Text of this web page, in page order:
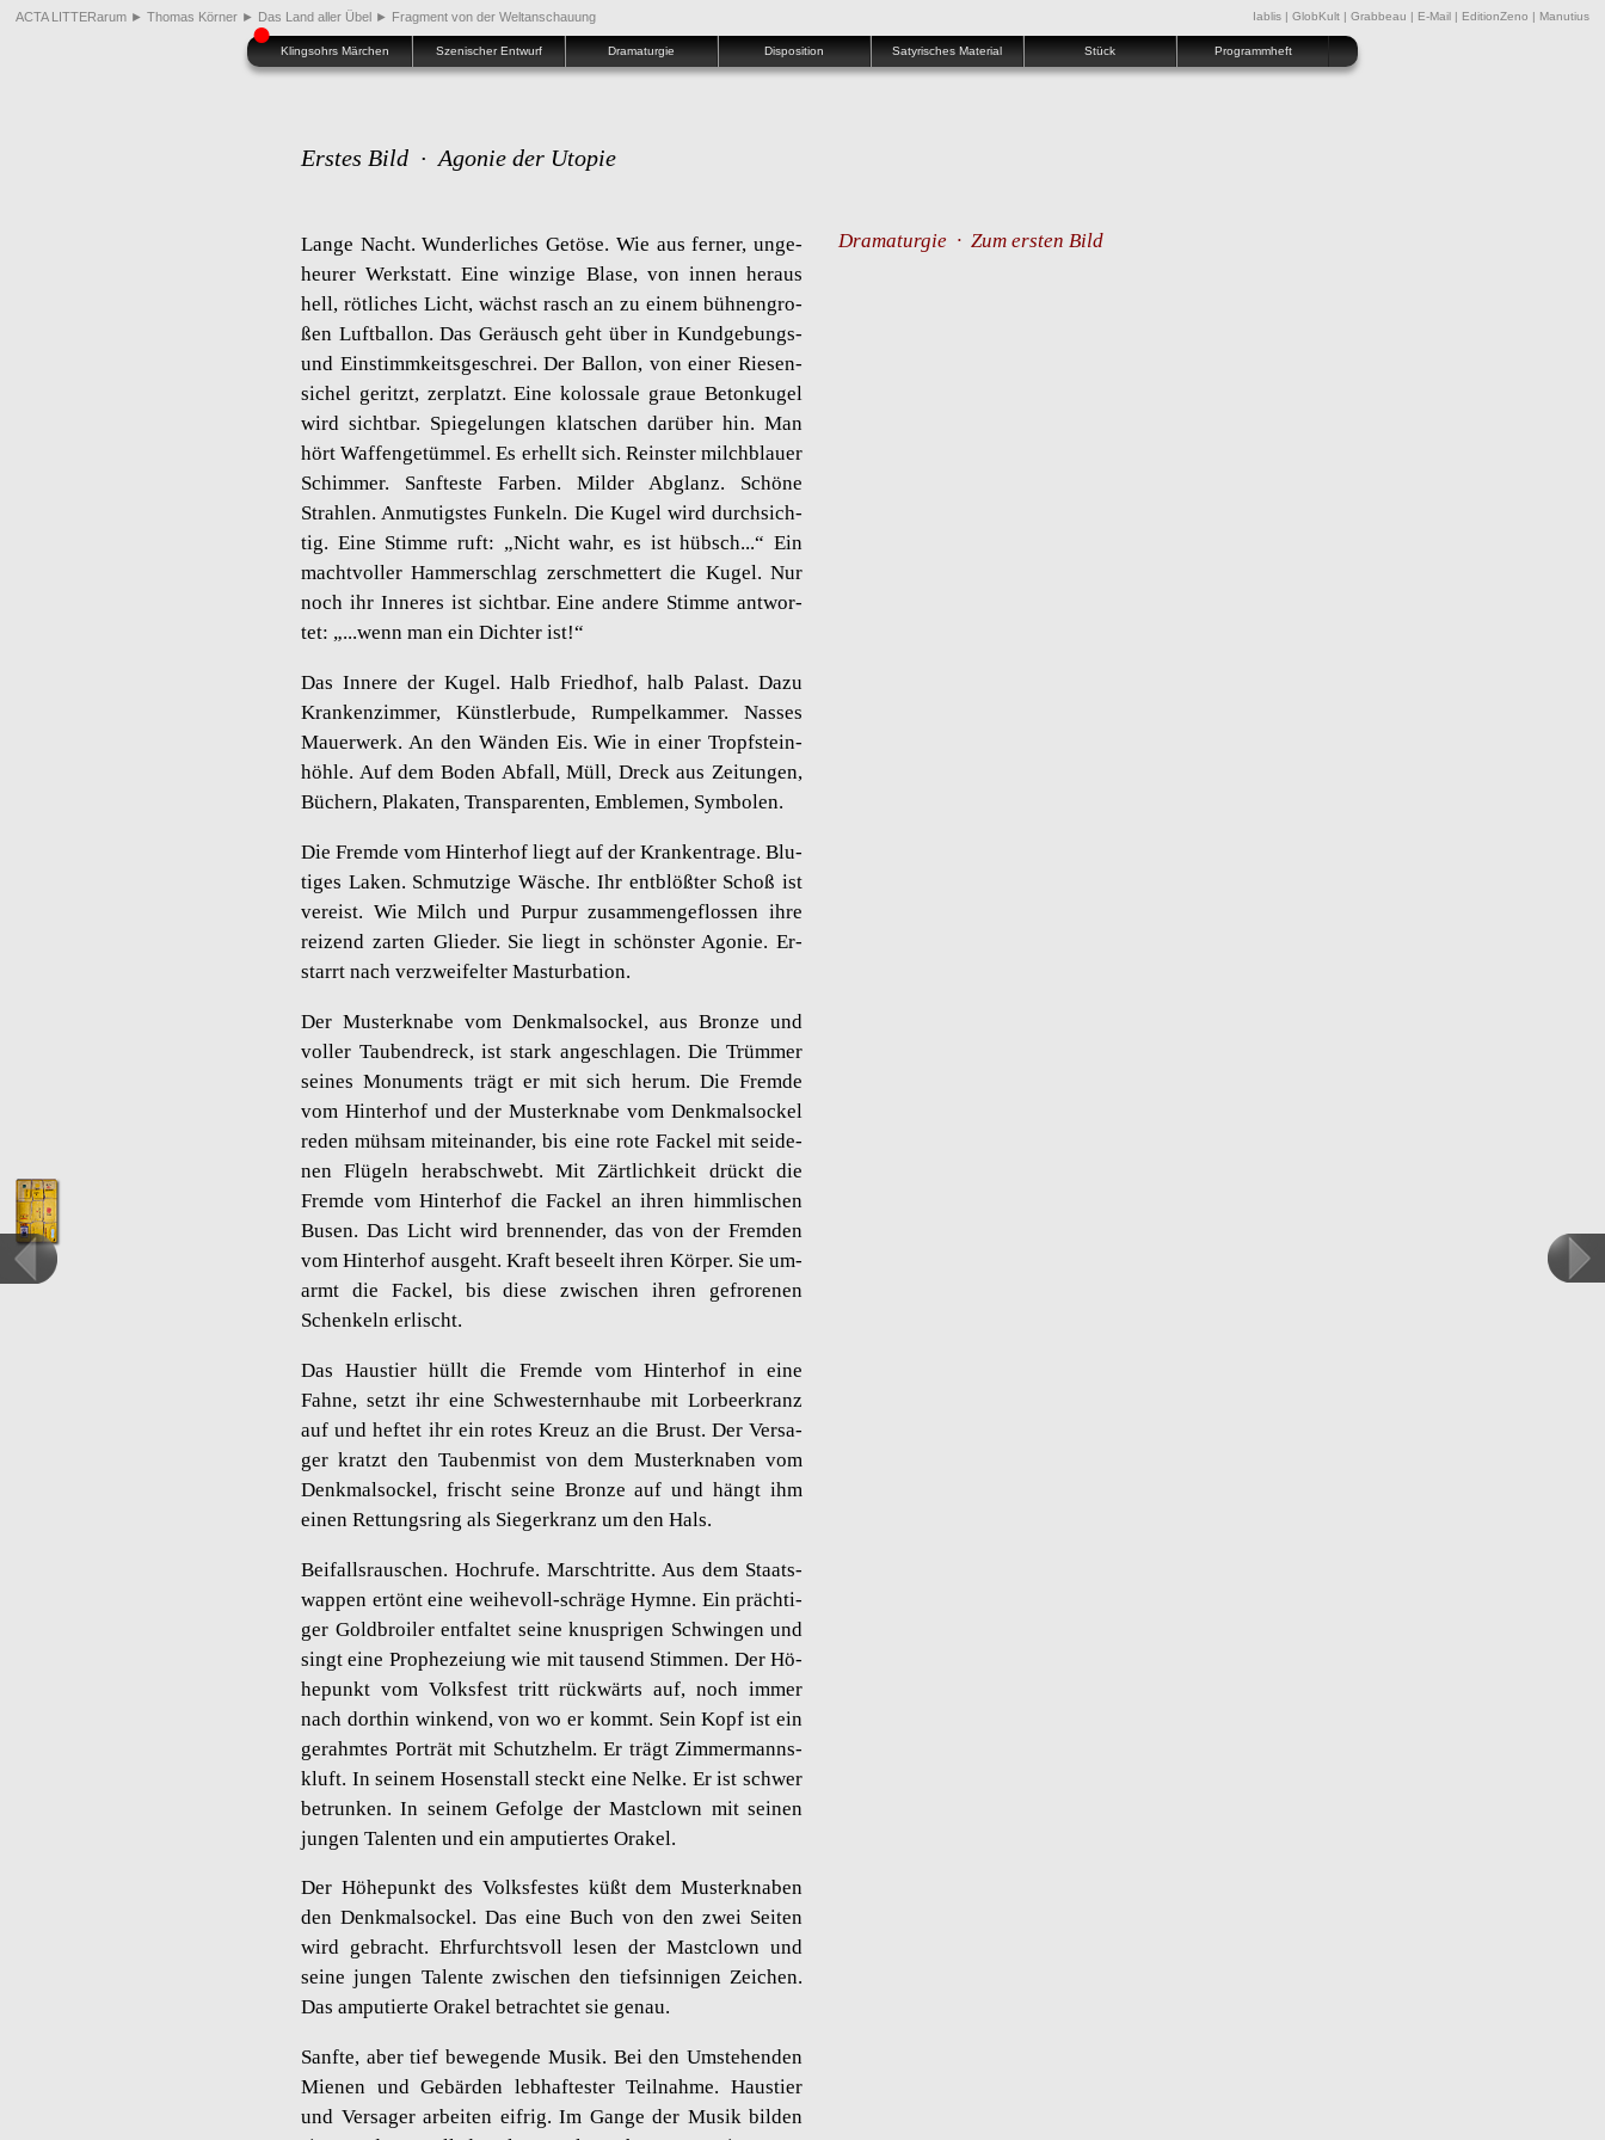
ACTA LITTERarum ► Thomas Körner ► Das Land aller Übel ► Fragment von der Weltanschauung Iablis| GlobKult| Grabbeau E-Mail EditionZeno Manutius
Klingsohrs Märchen Szenischer Entwurf Dramaturgie Disposition Satyrisches Material Stück Programmheft
●
Ers­tes Bild ∙ Ago­nie der Uto­pie
Lange Nacht. Wun­der­li­ches Ge­tö­se. Wie aus fer­ner, un­ge­
heu­rer Werk­statt. Eine win­zi­ge Blase, von innen her­aus
hell, röt­li­ches Licht, wächst rasch an zu einem büh­nen­gro­
ßen Luft­bal­lon. Das Ge­räusch geht über in Kund­ge­bungs-
und Ein­stimm­keits­ge­schrei. Der Bal­lon, von einer Rie­sen­
si­chel ge­ritzt, zer­platzt. Eine ko­los­sa­le graue Be­ton­ku­gel
wird sicht­bar. Spie­ge­lun­gen klat­schen dar­über hin. Man
hört Waf­fen­ge­tüm­mel. Es er­hellt sich. Reins­ter milch­blau­er
Schim­mer. Sanf­tes­te Far­ben. Mil­der Ab­glanz. Schö­ne
Strah­len. An­mu­tigs­tes Fun­keln. Die Kugel wird durch­sich­
tig. Eine Stim­me ruft: „Nicht wahr, es ist hübsch...“ Ein
macht­vol­ler Ham­mer­schlag zer­schmet­tert die Kugel. Nur
noch ihr In­ne­res ist sicht­bar. Eine an­de­re Stim­me ant­wor­
tet: „...​wenn man ein Dich­ter ist!“
Das In­ne­re der Kugel. Halb Fried­hof, halb Pa­last. Dazu
Kran­ken­zim­mer, Künst­ler­bu­de, Rum­pel­kam­mer. Nas­ses
Mau­er­werk. An den Wän­den Eis. Wie in einer Tropf­stein­
höh­le. Auf dem Boden Ab­fall, Müll, Dreck aus Zei­tun­gen,
Bü­chern, Pla­ka­ten, Trans­pa­ren­ten, Em­ble­men, Sym­bo­len.
Die Frem­de vom Hin­ter­hof liegt auf der Kran­ken­tra­ge. Blu­
ti­ges Laken. Schmut­zi­ge Wä­sche. Ihr ent­blö­ß­ter Schoß ist
ver­eist. Wie Milch und Pur­pur zu­sam­men­ge­flos­sen ihre
rei­zend zar­ten Glie­der. Sie liegt in schöns­ter Ago­nie. Er­
starrt nach ver­zwei­fel­ter Mas­tur­ba­ti­on.
Der Mus­ter­kna­be vom Denk­mal­so­ckel, aus Bron­ze und
vol­ler Tau­ben­dreck, ist stark an­ge­schla­gen. Die Trüm­mer
sei­nes Mo­nu­ments trägt er mit sich herum. Die Frem­de
vom Hin­ter­hof und der Mus­ter­kna­be vom Denk­mal­so­ckel
reden müh­sam mit­ein­an­der, bis eine rote Fa­ckel mit sei­de­
nen Flü­geln her­ab­schwebt. Mit Zärt­lich­keit drückt die
Frem­de vom Hin­ter­hof die Fa­ckel an ihren himm­li­schen
Busen. Das Licht wird bren­nen­der, das von der Frem­den
vom Hin­ter­hof aus­geht. Kraft be­seelt ihren Kör­per. Sie um­
armt die Fa­ckel, bis diese zwi­schen ihren ge­fro­re­nen
Schen­keln er­lischt.
Das Haus­tier hüllt die Frem­de vom Hin­ter­hof in eine
Fahne, setzt ihr eine Schwes­tern­hau­be mit Lor­beer­kranz
auf und hef­tet ihr ein rotes Kreuz an die Brust. Der Ver­sa­
ger kratzt den Tau­ben­mist von dem Mus­ter­kna­ben vom
Denk­mal­so­ckel, frischt seine Bron­ze auf und hängt ihm
einen Ret­tungs­ring als Sie­ger­kranz um den Hals.
Bei­falls­rau­schen. Hoch­ru­fe. Marsch­trit­te. Aus dem Staats­
wap­pen er­tönt eine wei­he­voll-schrä­ge Hymne. Ein präch­ti­
ger Gold­broi­ler ent­fal­tet seine knusp­ri­gen Schwin­gen und
singt eine Pro­phe­zei­ung wie mit tau­send Stim­men. Der Hö­
he­punkt vom Volks­fest tritt rück­wärts auf, noch immer
nach dort­hin win­kend, von wo er kommt. Sein Kopf ist ein
ge­rahm­tes Por­trät mit Schutz­helm. Er trägt Zim­mer­manns­
kluft. In sei­nem Ho­sen­stall steckt eine Nelke. Er ist schwer
be­trun­ken. In sei­nem Ge­fol­ge der Mast­clown mit sei­nen
jun­gen Ta­len­ten und ein am­pu­tier­tes Ora­kel.
Der Hö­he­punkt des Volks­fes­tes küßt dem Mus­ter­kna­ben
den Denk­mal­so­ckel. Das eine Buch von den zwei Sei­ten
wird ge­bracht. Ehr­furchts­voll lesen der Mast­clown und
seine jun­gen Ta­len­te zwi­schen den tief­sin­ni­gen Zei­chen.
Das am­pu­tier­te Ora­kel be­trach­tet sie genau.
Sanf­te, aber tief be­we­gen­de Musik. Bei den Um­ste­hen­den
Mie­nen und Ge­bär­den leb­haf­tes­ter Teil­nah­me. Haus­tier
und Ver­sa­ger ar­bei­ten eif­rig. Im Gange der Musik bil­den
Dramaturgie ∙ Zum ersten Bild